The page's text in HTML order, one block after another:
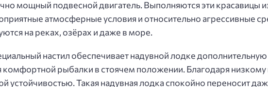
мощный подвесной двигатель. Выполняются эти
атмосферные условия и относительно агрессивные
на реках, озёрах и даже в море.
настил обеспечивает надувной лодке дополнительную
комфортной рыбалки в стоячем положении. Благодаря
устойчивостью. Такая надувная лодка спокойно переносит